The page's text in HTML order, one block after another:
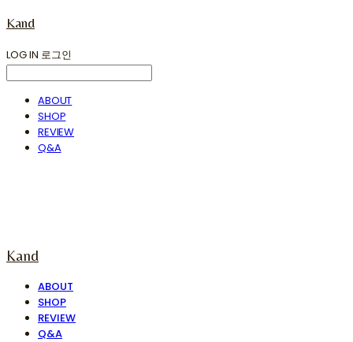
Kand
LOG IN 로그인
ABOUT
SHOP
REVIEW
Q&A
Kand
ABOUT
SHOP
REVIEW
Q&A